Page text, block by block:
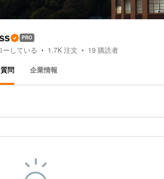
PRO
ーしている 1.7K 注文 19 購読者
問 企業情報